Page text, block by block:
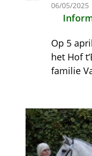
06/05/2025
Op 5
het Hof
familie
Afbeelding